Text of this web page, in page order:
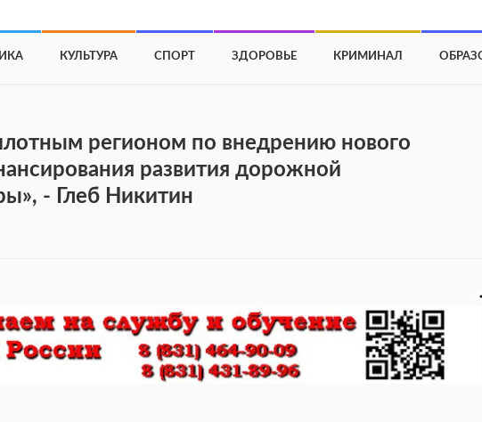
КУЛЬТУРА СПОРТ ЗДОРОВЬЕ КРИМИНАЛ
регионом по внедрению нового
развития дорожной
- Глеб Никитин